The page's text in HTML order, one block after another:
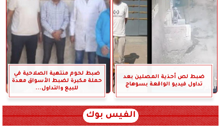
ضبط لص أحذية المصلين بعد
تداول فيديو الواقعة بسوهاج
ضبط لحوم منتهية الصلاحية في
حملة مكبرة لضبط الأسواق معدة
للبيع والتداول...
الفيس بوك